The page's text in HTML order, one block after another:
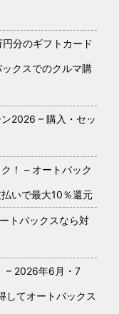
分のギフトカード
クスでのクルマ購
2026 – 購入・セッ
！ – オートバック
いで最大10％還元
トバックスなら対
– 2026年6月・7
してオートバックス